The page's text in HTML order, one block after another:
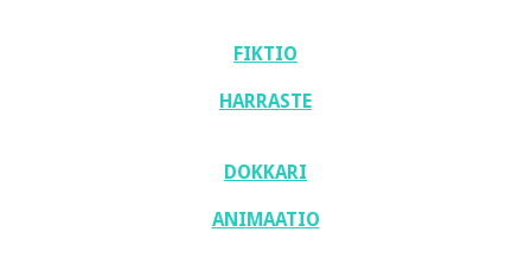
FIKTIO
HARRASTE
DOKKARI
ANIMAATIO